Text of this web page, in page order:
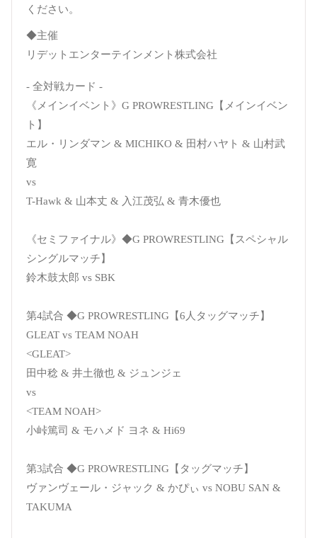
ください。
◆主催
リデットエンターテインメント株式会社
- 全対戦カード -
《メインイベント》G PROWRESTLING【メインイベン
ト】
エル・リンダマン & MICHIKO & 田村ハヤト & 山村武
寛
vs
T-Hawk & 山本丈 & 入江茂弘 & 青木優也
《セミファイナル》◆G PROWRESTLING【スペシャル
シングルマッチ】
鈴木鼓太郎 vs SBK
第4試合 ◆G PROWRESTLING【6人タッグマッチ】
GLEAT vs TEAM NOAH
<GLEAT>
田中稔 & 井土徹也 & ジュンジェ
vs
<TEAM NOAH>
小峠篤司 & モハメド ヨネ & Hi69
第3試合 ◆G PROWRESTLING【タッグマッチ】
ヴァンヴェール・ジャック & かぴぃ vs NOBU SAN &
TAKUMA